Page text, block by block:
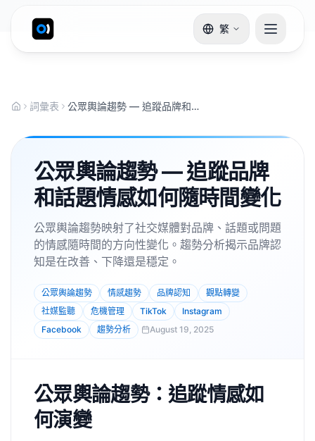
繁
詞彙表 公眾輿論趨勢 — 追蹤品牌和話題情感如何隨時間變化
公眾輿論趨勢 — 追蹤品牌
和話題情感如何隨時間變化
公眾輿論趨勢映射了社交媒體對品牌、話題或問題
的情感隨時間的方向性變化。趨勢分析揭示品牌認
知是在改善、下降還是穩定。
公眾輿論趨勢 情感趨勢 品牌認知
觀點轉變
社媒監聽
危機管理 TikTok
Instagram
Facebook
趨勢分析 August 19, 2025
公眾輿論趨勢：追蹤情感如
何演變